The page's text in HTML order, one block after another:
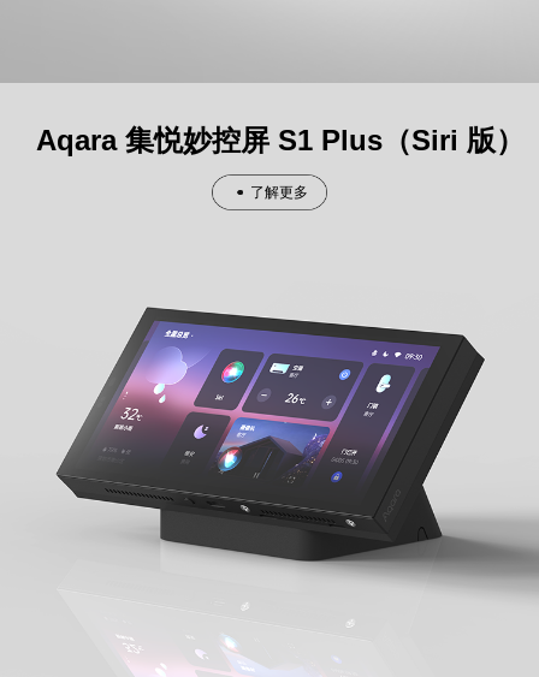
Aqara 集悦妙控屏 S1 Plus（Siri 版）
了解更多